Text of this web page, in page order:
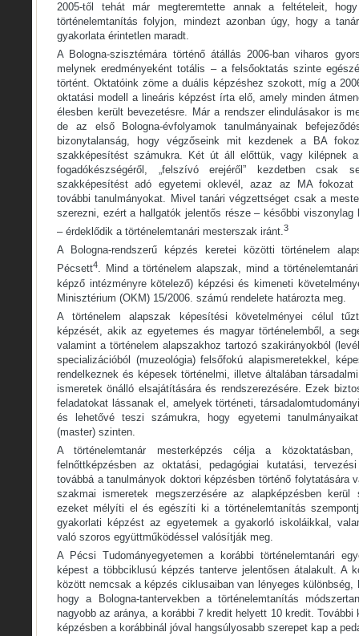
2005-től tehát már megteremtette annak a feltételeit,
történelemtanítás folyjon, mindezt azonban úgy, hogy a
gyakorlata érintetlen maradt.
A Bologna-szisztémára történő átállás 2006-ban viharos
melynek eredményeként totális – a felsőoktatás szinte
történt. Oktatóink zöme a duális képzéshez szokott, míg a
oktatási modell a lineáris képzést írta elő, amely minden
élesben került bevezetésre. Már a rendszer elindulásakor is
de az első Bologna-évfolyamok tanulmányainak
bizonytalanság, hogy végzőseink mit kezdenek a BA
szakképesítést számukra. Két út áll előttük, vagy kilépnek a
fogadókészségéről, „felszívó erejéről” kezdetben csak
szakképesítést adó egyetemi oklevél, azaz az MA fokozat
további tanulmányokat. Mivel tanári végzettséget csak a
szerezni, ezért a hallgatók jelentős része – későbbi viszonylag
– érdeklődik a történelemtanári mesterszak iránt.3
A Bologna-rendszerű képzés keretei közötti történelem
Pécsett4. Mind a történelem alapszak, mind a
képző intézményre kötelező) képzési és kimeneti
Minisztérium (OKM) 15/2006. számú rendelete határozta meg.
A történelem alapszak képesítési követelményei célul
képzését, akik az egyetemes és magyar történelemből, a
valamint a történelem alapszakhoz tartozó szakirányokból
specializációból (muzeológia) felsőfokú alapismeretekkel,
rendelkeznek és képesek történelmi, illetve általában
ismeretek önálló elsajátítására és rendszerezésére. Ezek
feladatokat lássanak el, amelyek történeti,
és lehetővé teszi számukra, hogy egyetemi
(master) szinten.
A történelemtanár mesterképzés célja a
felnőttképzésben az oktatási, pedagógiai kutatási,
továbbá a tanulmányok doktori képzésben történő folytatására
szakmai ismeretek megszerzésére az alapképzésben
ezeket mélyíti el és egészíti ki a történelemtanítás
gyakorlati képzést az egyetemek a gyakorló iskoláikkal,
való szoros együttműködéssel valósítják meg.
A Pécsi Tudományegyetemen a korábbi történelemtanári
képest a többciklusú képzés tanterve jelentősen átalakult. A
között nemcsak a képzés ciklusaiban van lényeges különbség,
hogy a Bologna-tantervekben a történelemtanítás
nagyobb az aránya, a korábbi 7 kredit helyett 10 kredit.
képzésben a korábbinál jóval hangsúlyosabb szerepet kap a